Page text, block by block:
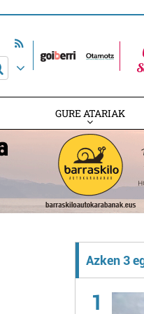
GURE ATARIAK
Azken 3
1